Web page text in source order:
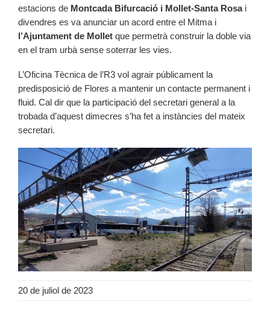
estacions de Montcada Bifurcació i Mollet-Santa Rosai
divendres es va anunciar un acord entre el Mitma i
l’Ajuntament de Mollet que permetrà construir la doble via
en el tram urbà sense soterrar les vies.
L’Oficina Tècnica de l’R3 vol agrair públicament la
predisposició de Flores a mantenir un contacte permanent i
fluid. Cal dir que la participació del secretari general a la
trobada d’aquest dimecres s’ha fet a instàncies del mateix
secretari.
20 de juliol de 2023